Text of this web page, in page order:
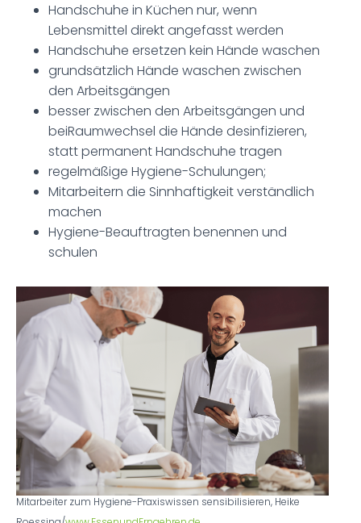
Handschuhe in Küchen nur, wenn
Lebensmittel direkt angefasst werden
Handschuhe ersetzen kein Hände waschen
grundsätzlich Hände waschen zwischen
den Arbeitsgängen
besser zwischen den Arbeitsgängen und
beiRaumwechsel die Hände desinfizieren,
statt permanent Handschuhe tragen
regelmäßige Hygiene-Schulungen;
Mitarbeitern die Sinnhaftigkeit verständlich
machen
Hygiene-Beauftragten benennen und
schulen
Mitarbeiter zum Hygiene-Praxiswissen sensibilisieren, Heike